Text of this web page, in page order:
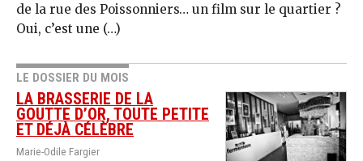
de la rue des Poisson­niers… un film sur le quartier ?
Oui, c’est une (…)
LE DOSSIER DU MOIS
LA BRASSERIE DE LA
GOUTTE D’OR, TOUTE PETITE
ET DÉJÀ CÉLÈBRE
Marie-Odile Fargier